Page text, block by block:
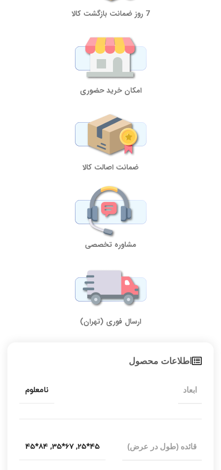
7 روز ضمانت بازگشت کالا
امکان خرید حضوری
ضمانت اصالت کالا
مشاوره تخصصی
ارسال فوری (تهران)
اطلاعات محصول
ابعاد نامعلوم
قائده (طول در عرض) 45*25
,
67*35
,
84*45